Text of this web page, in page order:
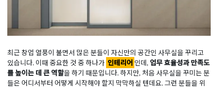
최근 창업 열풍이 불면서 많은 분들이 자신만의 공간인 사무실을 꾸리고
있습니다. 이때 중요한 것 중 하나가 인테리어 인데, 업무 효율성과 만족도
를 높이는 데 큰 역할을 하기 때문입니다. 하지만, 처음 사무실을 꾸미는 분
들은 어디서부터 어떻게 시작해야 할지 막막하실 텐데요. 그런 분들을 위